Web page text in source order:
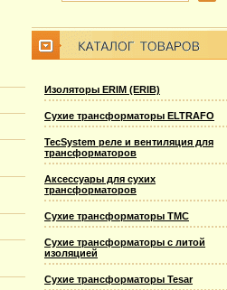
Изоляторы ERIM (ERIB)
Сухие трансформаторы ELTRAFO
TecSystem реле и вентиляция для
трансформаторов
Аксессуары для сухих
трансформаторов
Сухие трансформаторы TMC
Сухие трансформаторы с литой
изоляцией
Сухие трансформаторы Tesar